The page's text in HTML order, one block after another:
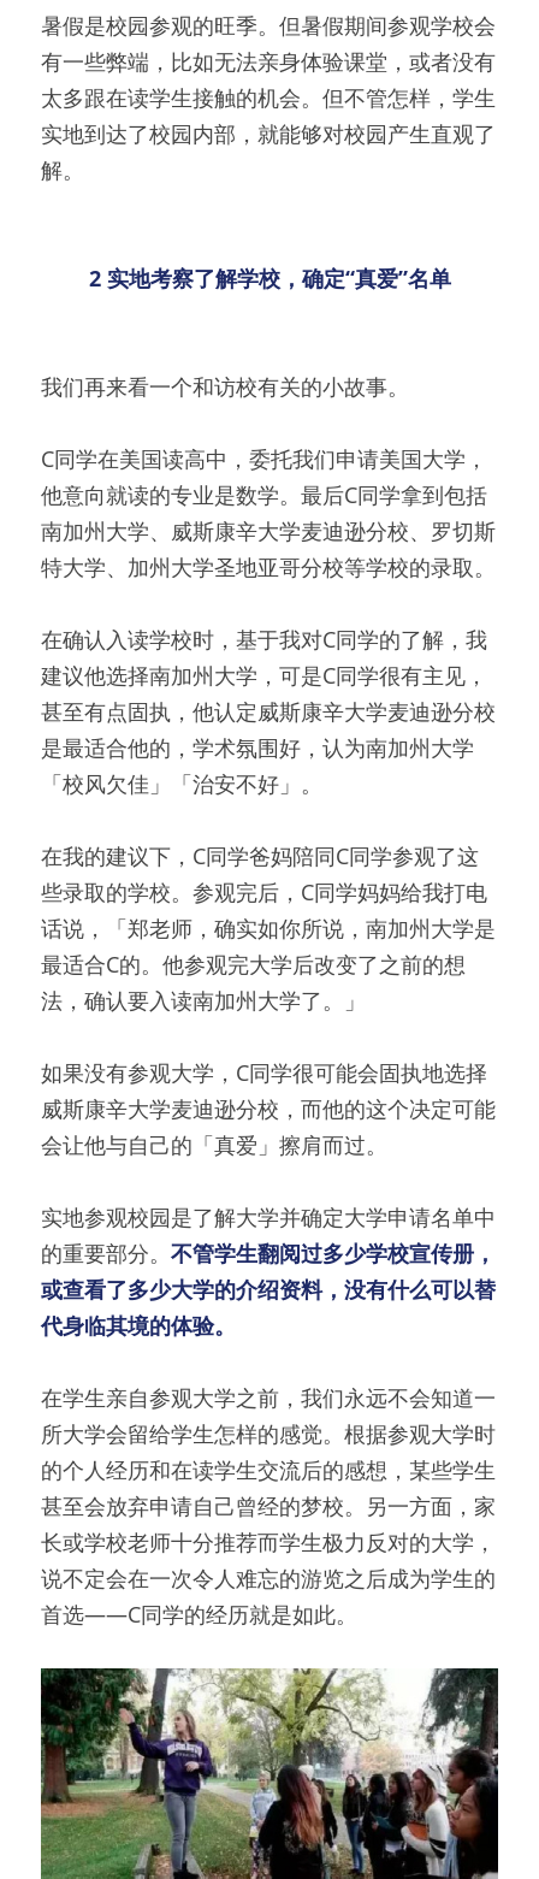
暑假是校园参观的旺季。但暑假期间参观学校会
有一些弊端，比如无法亲身体验课堂，或者没有
太多跟在读学生接触的机会。但不管怎样，学生
实地到达了校园内部，就能够对校园产生直观了
解。
2 实地考察了解学校，确定“真爱”名单
我们再来看一个和访校有关的小故事。
C同学在美国读高中，委托我们申请美国大学，
他意向就读的专业是数学。最后C同学拿到包括
南加州大学、威斯康辛大学麦迪逊分校、罗切斯
特大学、加州大学圣地亚哥分校等学校的录取。
在确认入读学校时，基于我对C同学的了解，我
建议他选择南加州大学，可是C同学很有主见，
甚至有点固执，他认定威斯康辛大学麦迪逊分校
是最适合他的，学术氛围好，认为南加州大学
「校风欠佳」「治安不好」。
在我的建议下，C同学爸妈陪同C同学参观了这
些录取的学校。参观完后，C同学妈妈给我打电
话说，「郑老师，确实如你所说，南加州大学是
最适合C的。他参观完大学后改变了之前的想
法，确认要入读南加州大学了。」
如果没有参观大学，C同学很可能会固执地选择
威斯康辛大学麦迪逊分校，而他的这个决定可能
会让他与自己的「真爱」擦肩而过。
实地参观校园是了解大学并确定大学申请名单中
的重要部分。 不管学生翻阅过多少学校宣传册，
或查看了多少大学的介绍资料，没有什么可以替
代身临其境的体验。
在学生亲自参观大学之前，我们永远不会知道一
所大学会留给学生怎样的感觉。根据参观大学时
的个人经历和在读学生交流后的感想，某些学生
甚至会放弃申请自己曾经的梦校。另一方面，家
长或学校老师十分推荐而学生极力反对的大学，
说不定会在一次令人难忘的游览之后成为学生的
首选——C同学的经历就是如此。